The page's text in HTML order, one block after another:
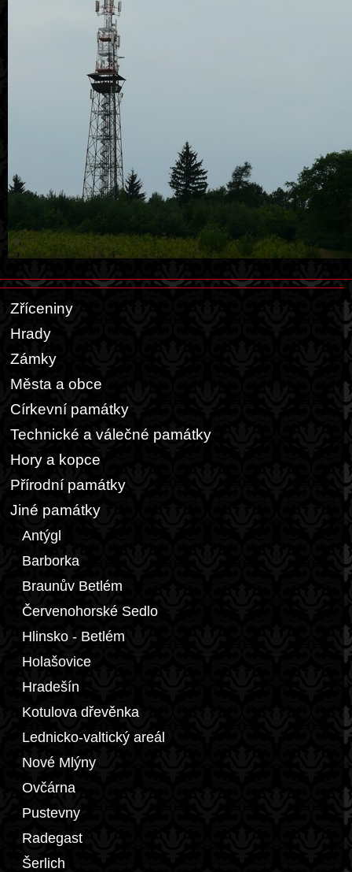
Zříceniny
Hrady
Zámky
Města a obce
Církevní památky
Technické a válečné památky
Hory a kopce
Přírodní památky
Jiné památky
Antýgl
Barborka
Braunův Betlém
Červenohorské Sedlo
Hlinsko - Betlém
Holašovice
Hradešín
Kotulova dřevěnka
Lednicko-valtický areál
Nové Mlýny
Ovčárna
Pustevny
Radegast
Šerlich